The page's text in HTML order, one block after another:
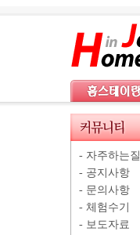
- 자주하는
- 공지사항
- 문의사항
- 체험수기
- 보도자료